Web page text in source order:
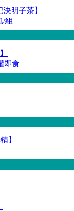
明子茶】
/組
即食
】